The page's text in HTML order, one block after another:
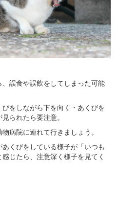
誤食や誤飲をしてしまった可能
をしながら下を向く・あくびを
られたら要注意。
病院に連れて行きましょう。
くびをしている様子が「いつも
じたら、注意深く様子を見てく